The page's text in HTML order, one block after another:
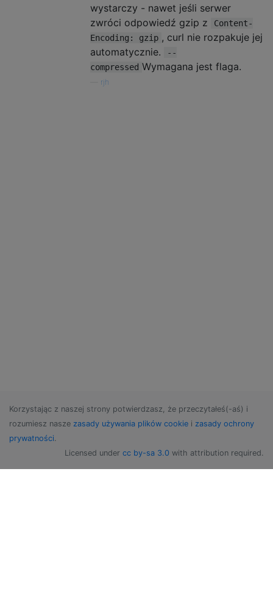
wystarczy - nawet jeśli serwer
zwróci odpowiedź gzip z
Content-
Encoding: gzip , curl nie rozpakuje jej
automatycznie.
--
compressed Wymagana jest flaga.
rjh
Korzystając z naszej strony potwierdzasz, że przeczytałeś(-aś) i
rozumiesz nasze zasady używania plików cookie i zasady ochrony
prywatności.
Licensed under cc by-sa 3.0 with attribution required.